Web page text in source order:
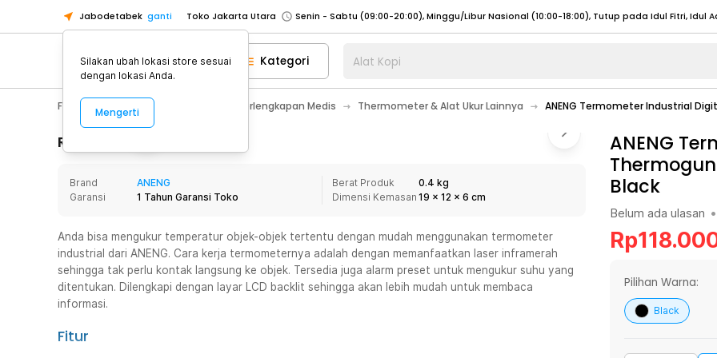
Jabodetabek ganti Toko Jakarta Utara
Toko Tangerang
Toko Cikupa
Pick n Go Jakarta Barat
Senin - Jumat (07:00 - 20:00), Sabtu - Minggu (08:00 - 20:00), Tutup pada Idul Fitri
Pick n Go Bekasi
Senin - Jumat (08:00 - 20:00), Sabtu - Minggu/ Libur Nasional (08:00 - 17:00) Selengkapnya
Senin - Jumat (08:00 - 20:00), Sabtu - Minggu/ Libur Nasional (08:00 - 17:00) Selengkapnya
Senin - Sabtu (09:00-20:00), Minggu/Libur Nasional (12:00-20:00), Tutup pada Idul Fitri
Senin - Sabtu (09:00-20:00), Minggu/Libur Nasional (12:00-20:00), Tutup pada Idul Fitri
Toko Tangerang
Toko Cikupa
Pick n Go Jakarta Barat
Senin - Jumat (07:00 - 20:00), Sabtu - Minggu (08:00 - 20:00), Tutup pada Idul Fitri
Senin - Jumat (08:00 - 20:00), Sabtu - Minggu/ Libur Nasional (08:00 - 17:00) Selengkapnya
Kategori Alat Kopi
Fashion, Make Up & Beauty Care Perlengkapan Medis Thermometer & Alat Ukur Lainnya ANENG Termometer Industrial
Rincian Produk
Brand
ANENG
Garansi
1 Tahun Garansi Toko
Berat Produk
0.4 kg
Dimensi Kemasan 19 x 12 x 6 cm
Anda bisa mengukur temperatur objek-objek tertentu dengan mudah menggunakan termometer
industrial dari ANENG. Cara kerja termometernya adalah dengan memanfaatkan laser inframerah
sehingga tak perlu kontak langsung ke objek. Tersedia juga alarm preset untuk mengukur suhu yang
ditentukan. Dilengkapi dengan layar LCD backlit sehingga akan lebih mudah untuk membaca
informasi.
Fitur
ANENG
Black
Belum ada ulasan •
Rp
Pilihan Warna:
Black
Silakan ubah lokasi store sesuai
dengan lokasi Anda.
Mengerti